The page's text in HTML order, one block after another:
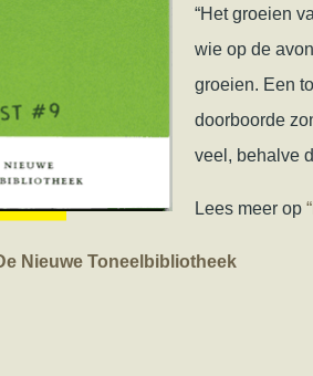
“Het groeien
wie op de
groeien. Een
doorboorde
veel, behalve
Lees meer op
Nieuwe Toneelbibliotheek